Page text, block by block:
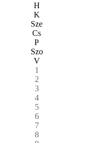
H
K
Sze
Cs
P
Szo
V
1
2
3
4
5
6
7
8